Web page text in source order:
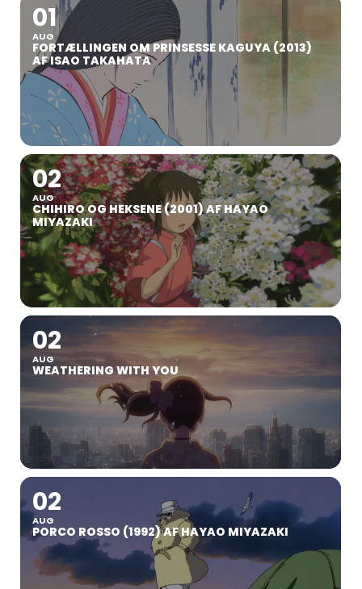
01
AUG
FORTÆLLINGEN OM PRINSESSE KAGUYA (2013)
AF ISAO TAKAHATA
02
AUG
CHIHIRO OG HEKSENE (2001) AF HAYAO
MIYAZAKI
02
AUG
WEATHERING WITH YOU
02
AUG
PORCO ROSSO (1992) AF HAYAO MIYAZAKI